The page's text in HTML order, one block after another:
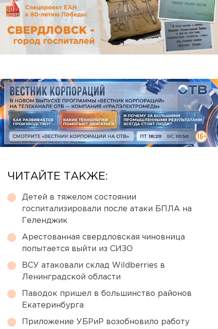
ЧИТАЙТЕ ТАКЖЕ:
Детей в тяжелом состоянии
госпитализировали после атаки БПЛА на
Геленджик
Арестованная свердловская чиновница
попытается выйти из СИЗО
ВСУ атаковали склад Wildberries в
Ленинградской области
Паводок пришел в большинство районов
Екатеринбурга
Приложение УБРиР возобновило работу